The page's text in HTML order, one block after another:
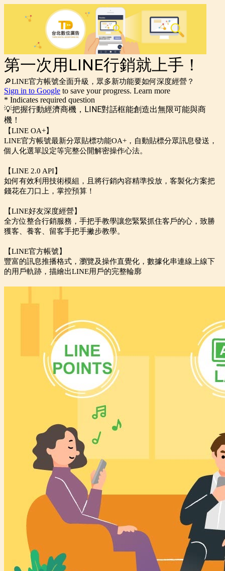
第一次用LINE行銷就上手！
🔎LINE官方帳號全面升級，眾多新功能要如何深度經營？
Sign in to Google to save your progress. Learn more
* Indicates required question
💡把握行動經濟商機，LINE對話框能創造出無限可能與商
機！
【LINE OA+】
LINE官方帳號最新分眾貼標功能OA+，自動貼標分眾訊息發送，
個人化選單設定等完整公開解密操作心法。
【LINE 2.0 API】
如何有效利用技術模組，且將行銷內容精準投放，客製化方案把
錢花在刀口上，掌控預算！
【LINE好友深度經營】
全方位整合行銷服務，手把手教學讓您緊緊抓住客戶的心，致勝
獲客、養客、留客手把手撇步教學。
【LINE官方帳號】
豐富的訊息推播格式，瀏覽及操作直覺化，數據化串連線上線下
的用戶軌跡，描繪出LINE用戶的完整輪廓